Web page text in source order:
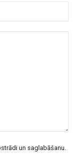
un saglabāšanu.